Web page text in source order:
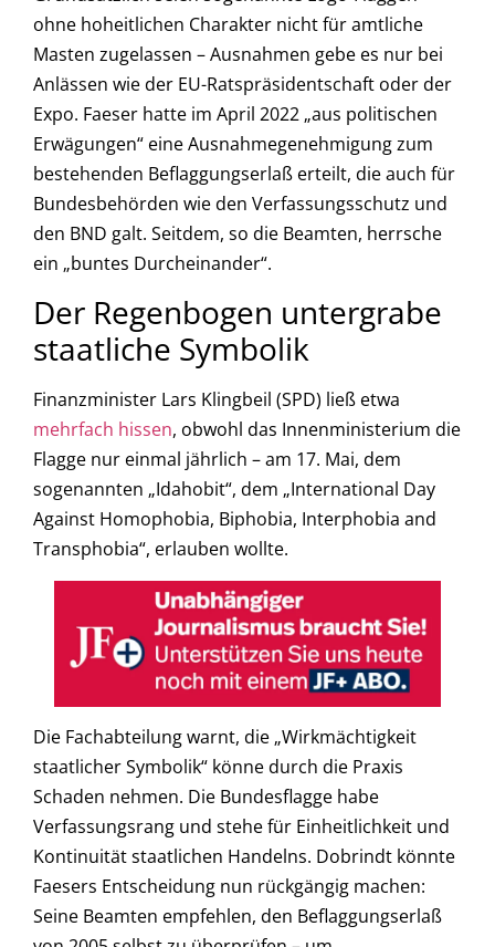
ohne hoheitlichen Charakter nicht für amtliche
Masten zugelassen – Ausnahmen gebe es nur bei
Anlässen wie der EU-Ratspräsidentschaft oder der
Expo. Faeser hatte im April 2022 „aus politischen
Erwägungen“ eine Ausnahmegenehmigung zum
bestehenden Beflaggungserlaß erteilt, die auch für
Bundesbehörden wie den Verfassungsschutz und
den BND galt. Seitdem, so die Beamten, herrsche
ein „buntes Durcheinander“.
Der Regenbogen untergrabe
staatliche Symbolik
Finanzminister Lars Klingbeil (SPD) ließ etwa
mehrfach hissen, obwohl das Innenministerium die
Flagge nur einmal jährlich – am 17. Mai, dem
sogenannten „Idahobit“, dem „International Day
Against Homophobia, Biphobia, Interphobia and
Transphobia“, erlauben wollte.
Die Fachabteilung warnt, die „Wirkmächtigkeit
staatlicher Symbolik“ könne durch die Praxis
Schaden nehmen. Die Bundesflagge habe
Verfassungsrang und stehe für Einheitlichkeit und
Kontinuität staatlichen Handelns. Dobrindt könnte
Faesers Entscheidung nun rückgängig machen:
Seine Beamten empfehlen, den Beflaggungserlaß